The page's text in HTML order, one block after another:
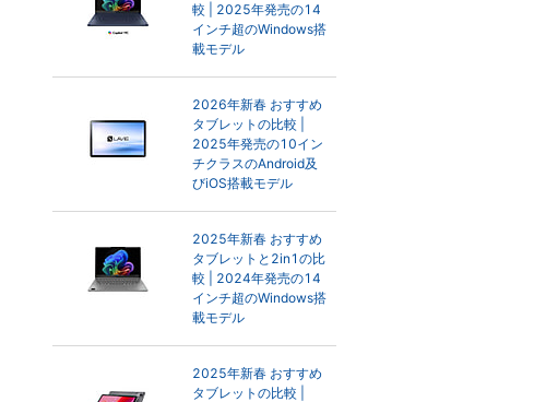
較 | 2025年発売の14
インチ超のWindows搭
載モデル
2026年新春 おすすめ
タブレットの比較 |
2025年発売の10イン
チクラスのAndroid及
びiOS搭載モデル
2025年新春 おすすめ
タブレットと2in1の比
較 | 2024年発売の14
インチ超のWindows搭
載モデル
2025年新春 おすすめ
タブレットの比較 |